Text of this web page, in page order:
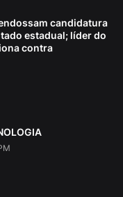
candidatura
estadual; líder do
contra